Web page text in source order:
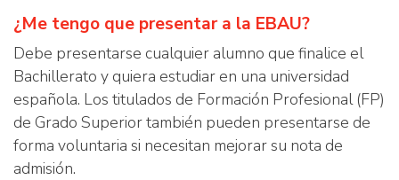
¿Me tengo que presentar a la EBAU?
Debe presentarse cualquier alumno que finalice el
Bachillerato y quiera estudiar en una universidad
española. Los titulados de Formación Profesional (FP)
de Grado Superior también pueden presentarse de
forma voluntaria si necesitan mejorar su nota de
admisión.